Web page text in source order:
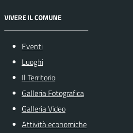
VIVERE IL COMUNE
Eventi
Luoghi
Il Territorio
Galleria Fotografica
Galleria Video
Attività economiche